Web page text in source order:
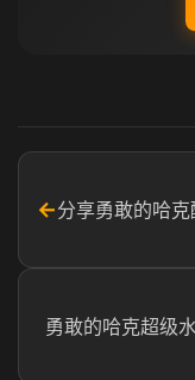
←分享勇敢的哈
勇敢的哈克超级